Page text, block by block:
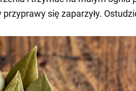
się zaparzyły.